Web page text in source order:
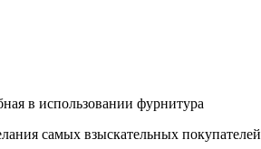
в использовании фурнитура
самых взыскательных покупателей